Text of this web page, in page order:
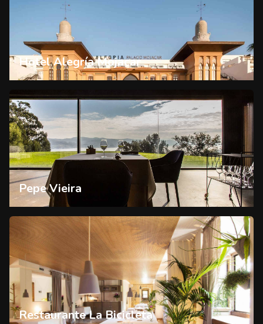
Hotel Alegría Mojacar
Pepe Vieira
Restaurante La Bicicleta